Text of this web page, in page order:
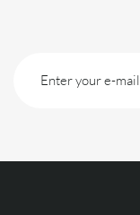
Enter your e-mail